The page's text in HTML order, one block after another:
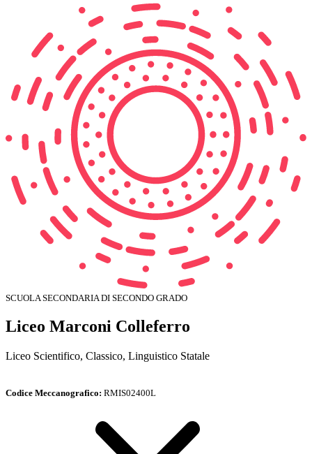
SCUOLA SECONDARIA DI SECONDO GRADO
Liceo Marconi Colleferro
Liceo Scientifico, Classico, Linguistico Statale
Codice Meccanografico: RMIS02400L